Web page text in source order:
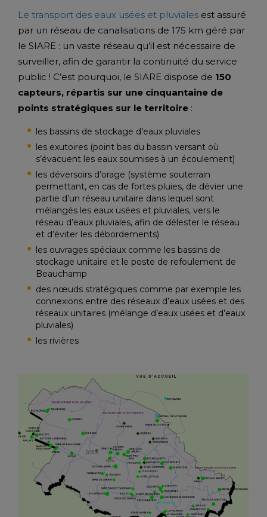
Le transport des eaux usées et pluviales est assuré
par un réseau de canalisations de 175 km géré par
le SIARE : un vaste réseau qu’il est nécessaire de
surveiller, afin de garantir la continuité du service
public ! C’est pourquoi, le SIARE dispose de 150
capteurs, répartis sur une cinquantaine de
points stratégiques sur le territoire :
les bassins de stockage d’eaux pluviales
les exutoires (point bas du bassin versant où
s’évacuent les eaux soumises à un écoulement)
les déversoirs d’orage (système souterrain
permettant, en cas de fortes pluies, de dévier une
partie d’un réseau unitaire dans lequel sont
mélangés les eaux usées et pluviales, vers le
réseau d’eaux pluviales, afin de délester le réseau
et d’éviter les débordements)
les ouvrages spéciaux comme les bassins de
stockage unitaire et le poste de refoulement de
Beauchamp
des nœuds stratégiques comme par exemple les
connexions entre des réseaux d’eaux usées et des
réseaux unitaires (mélange d’eaux usées et d’eaux
pluviales)
les rivières